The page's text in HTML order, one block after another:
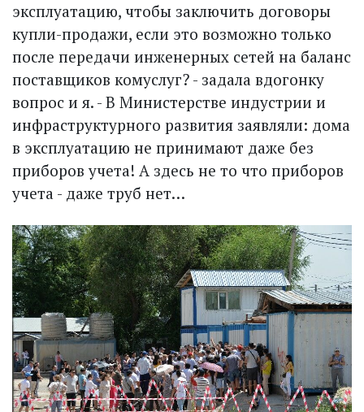
эксплуатацию, чтобы заключить договоры
купли-продажи, если это возможно только
после передачи инженерных сетей на баланс
поставщиков комуслуг? - задала вдогонку
вопрос и я. - В Министерстве индустрии и
инфраструктурного развития заявляли: дома
в эксплуатацию не принимают даже без
приборов учета! А здесь не то что приборов
учета - даже труб нет…